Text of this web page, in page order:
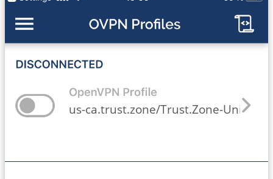
us-ca.trust.zone/Trust.Zone-United-